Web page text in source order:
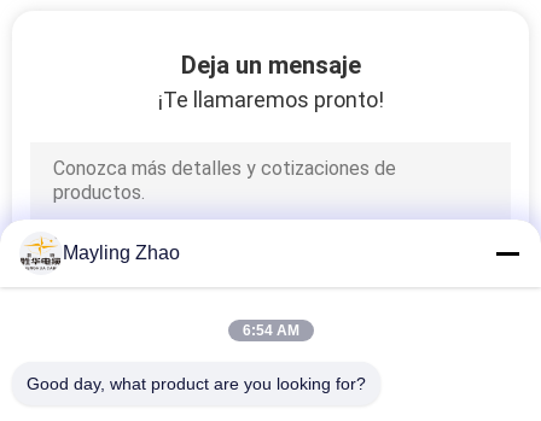
cables de control
Deja un mensaje
¡Te llamaremos pronto!
Mayling Zhao
6:54 AM
Good day, what product are you looking for?